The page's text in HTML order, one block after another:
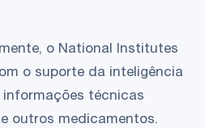
o National Institutes
o suporte da inteligência
técnicas
outros medicamentos.